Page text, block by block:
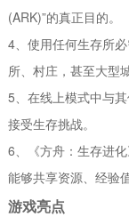
(ARK)”的真正目的。
4、使用任何生存所
所、村庄，甚至大型城
5、在线上模式中与
接受生存挑战。
6、《方舟：生存进
能够共享资源、经验
游戏亮点